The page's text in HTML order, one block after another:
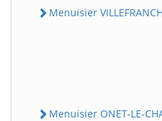
Menuisier
Menuisier ONET-LE-